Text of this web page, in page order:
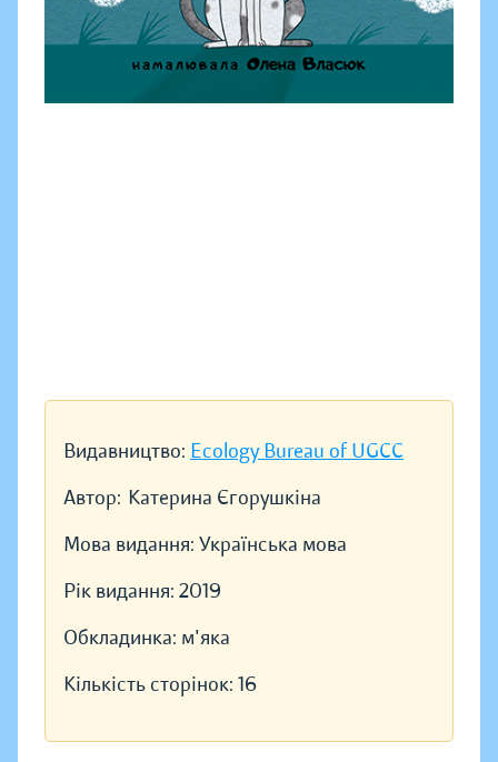
Видавництво: Ecology Bureau of UGCC
Автор: Катерина Єгорушкіна
Мова видання: Українська мова
Рік видання: 2019
Обкладинка: м'яка
Кількість сторінок: 16